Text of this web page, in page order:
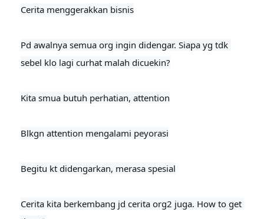
Cerita menggerakkan bisnis
Pd awalnya semua org ingin didengar. Siapa yg tdk
sebel klo lagi curhat malah dicuekin?
Kita smua butuh perhatian, attention
Blkgn attention mengalami peyorasi
Begitu kt didengarkan, merasa spesial
Cerita kita berkembang jd cerita org2 juga. How to get